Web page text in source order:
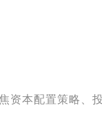
资本配置策略、